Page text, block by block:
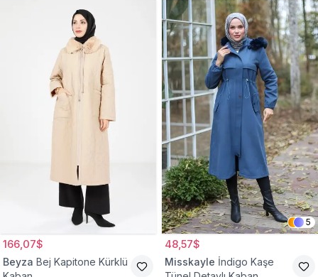
166,07$
Beyza Bej Kapitone Kürklü
5
48,57$
Misskayle İndigo Kaşe